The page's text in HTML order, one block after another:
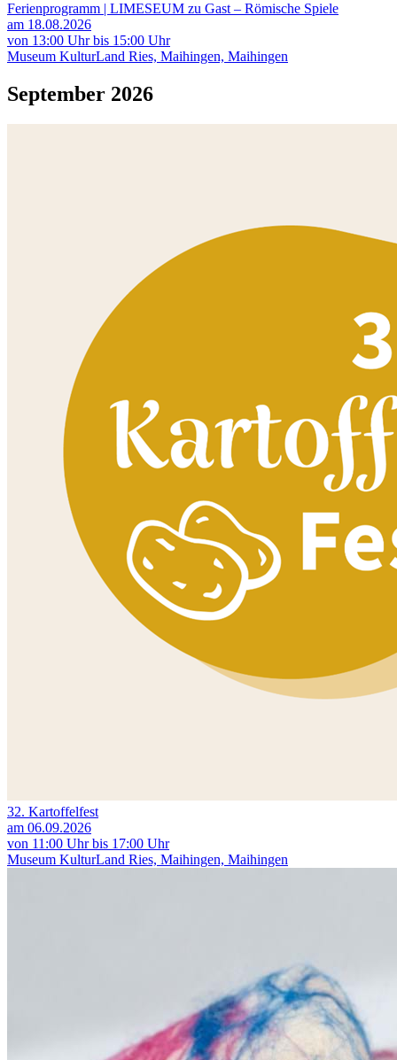
Ferienprogramm | LIMESEUM zu Gast – Römische Spiele
am 18.08.2026
von 13:00 Uhr bis 15:00 Uhr
Museum KulturLand Ries, Maihingen, Maihingen
September 2026
32. Kartoffelfest
am 06.09.2026
von 11:00 Uhr bis 17:00 Uhr
Museum KulturLand Ries, Maihingen, Maihingen